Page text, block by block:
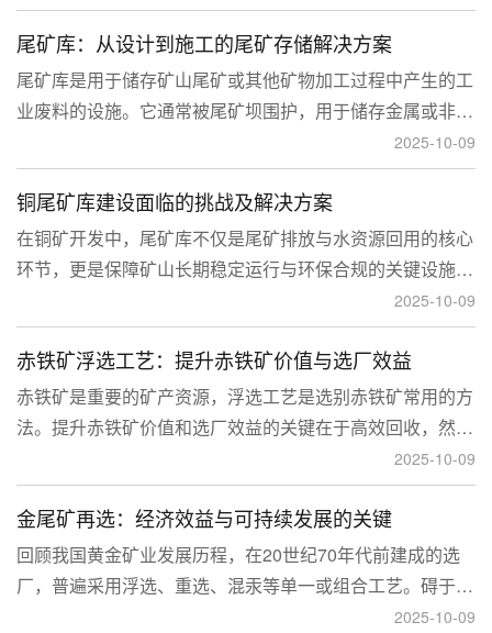
个领域，尤其在高性能陶瓷和锆基合金中的需求不断增长。
尾矿库：从设计到施工的尾矿存储解决方案
尾矿库是用于储存矿山尾矿或其他矿物加工过程中产生的工
业废料的设施。它通常被尾矿坝围护，用于储存金属或非金
属矿山的尾矿。尾矿库通常包括尾矿处理系统、排水系统和
回水系统。根据地形，尾矿库可分为山谷型、山坡型、平地
型和河流拦截型。
2025-10-09
铜尾矿库建设面临的挑战及解决方案
在铜矿开发中，尾矿库不仅是尾矿排放与水资源回用的核心
环节，更是保障矿山长期稳定运行与环保合规的关键设施。
然而，铜矿尾矿本身具有粒度细、水量大、化学活性强等特
性，使尾矿库在坝体稳定、防渗处理与排洪系统设计方面面
临更高技术挑战。
2025-10-09
赤铁矿浮选工艺：提升赤铁矿价值与选厂效益
赤铁矿是重要的矿产资源，浮选工艺是选别赤铁矿常用的方
法。提升赤铁矿价值和选厂效益的关键在于高效回收，然
而，赤铁矿往往存在嵌布粒度细、易泥化、存在高硅铝杂质
等特征。利用传统的浮选工艺进行处理会面临回收率低、精
矿品位不稳定、药剂成本高等问题。
2025-10-09
金尾矿再选：经济效益与可持续发展的关键
回顾我国黄金矿业发展历程，在20世纪70年代前建成的选
厂，普遍采用浮选、重选、混汞等单一或组合工艺。碍于当
时选矿工艺水平的限制，回收率普遍较低，大量细粒金、包
2025-10-09